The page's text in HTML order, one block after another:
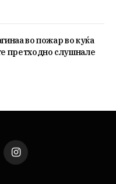
во пожар во куќа
претходно слушнале
Instagram